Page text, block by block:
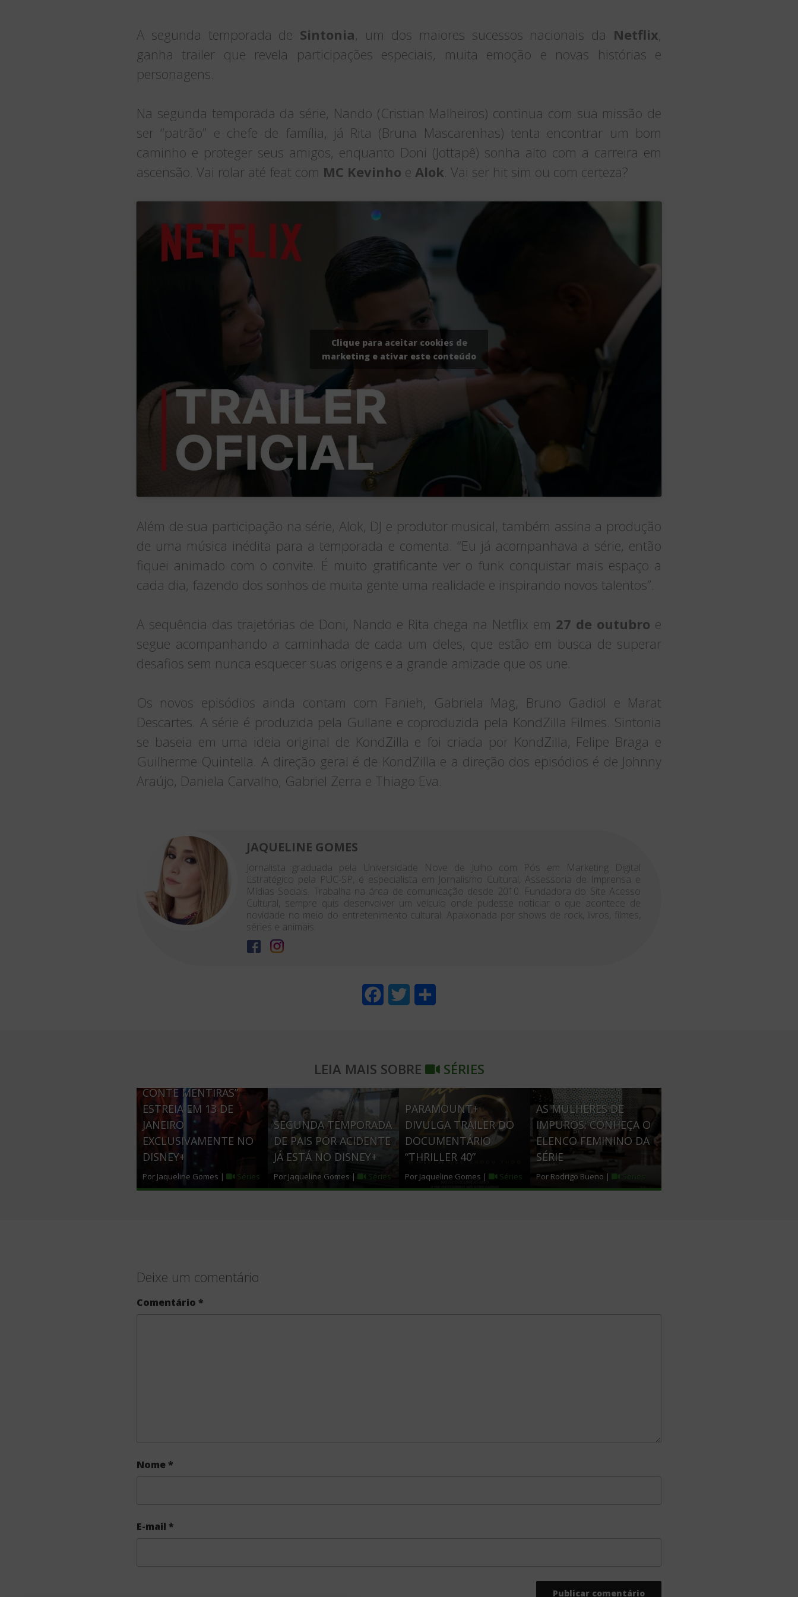
A segunda temporada de Sintonia, um dos maiores sucessos nacionais da Netflix,
ganha trailer que revela participações especiais, muita emoção e novas histórias e
personagens.
Na segunda temporada da série, Nando (Cristian Malheiros) continua com sua missão de
ser “patrão” e chefe de família, já Rita (Bruna Mascarenhas) tenta encontrar um bom
caminho e proteger seus amigos, enquanto Doni (Jottapê) sonha alto com a carreira em
ascensão. Vai rolar até feat com MC Kevinho e Alok. Vai ser hit sim ou com certeza?
Clique para aceitar cookies de
marketing e ativar este conteúdo
Além de sua participação na série, Alok, DJ e produtor musical, também assina a produção
de uma música inédita para a temporada e comenta: “Eu já acompanhava a série, então
fiquei animado com o convite. É muito gratificante ver o funk conquistar mais espaço a
cada dia, fazendo dos sonhos de muita gente uma realidade e inspirando novos talentos”.
A sequência das trajetórias de Doni, Nando e Rita chega na Netflix em 27 de outubro e
segue acompanhando a caminhada de cada um deles, que estão em busca de superar
desafios sem nunca esquecer suas origens e a grande amizade que os une.
Os novos episódios ainda contam com Fanieh, Gabriela Mag, Bruno Gadiol e Marat
Descartes. A série é produzida pela Gullane e coproduzida pela KondZilla Filmes. Sintonia
se baseia em uma ideia original de KondZilla e foi criada por KondZilla, Felipe Braga e
Guilherme Quintella. A direção geral é de KondZilla e a direção dos episódios é de Johnny
Araújo, Daniela Carvalho, Gabriel Zerra e Thiago Eva.
JAQUELINE GOMES
Jornalista graduada pela Universidade Nove de Julho com Pós em Marketing Digital
Estratégico pela PUC-SP, é especialista em Jornalismo Cultural, Assessoria de Imprensa e
Mídias Sociais. Trabalha na área de comunicação desde 2010. Fundadora do Site Acesso
Cultural, sempre quis desenvolver um veículo onde pudesse noticiar o que acontece de
novidade no meio do entretenimento cultural. Apaixonada por shows de rock, livros, filmes,
séries e animais.
o
k
r
LEIA MAIS SOBRE SÉRIES
CONTE MENTIRAS”
ESTREIA EM 13 DE
JANEIRO
EXCLUSIVAMENTE NO
DISNEY+
Por Jaqueline Gomes | Séries
SEGUNDA TEMPORADA
DE PAIS POR ACIDENTE
JÁ ESTÁ NO DISNEY+
Por Jaqueline Gomes | Séries
PARAMOUNT+
DIVULGA TRAILER DO
DOCUMENTÁRIO
“THRILLER 40”
Por Jaqueline Gomes | Séries
AS MULHERES DE
IMPUROS: CONHEÇA O
ELENCO FEMININO DA
SÉRIE
Por Rodrigo Bueno | Séries
Deixe um comentário
Comentário *
Nome*
E-mail *